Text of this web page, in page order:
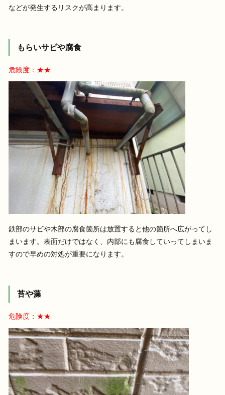
などが発生するリスクが高まります。
もらいサビや腐食
危険度：★★
鉄部のサビや木部の腐食箇所は放置すると他の箇所へ広がってし
まいます。表面だけではなく、内部にも腐食していってしまいま
すので早めの対処が重要になります。
苔や藻
危険度：★★